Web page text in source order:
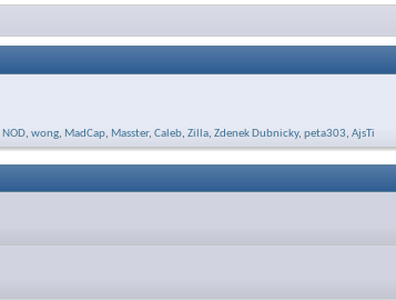
NOD, wong, MadCap, Masster, Caleb, Zilla, Zdenek Dubnicky, peta303, AjsTi